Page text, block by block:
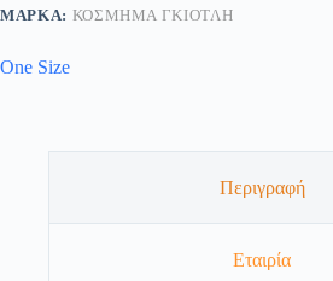
ΜΆΡΚΑ: ΚΟΣΜΗΜΑ ΓΚΙΟΤΛΗ
One Size
Περιγραφή
Εταιρία